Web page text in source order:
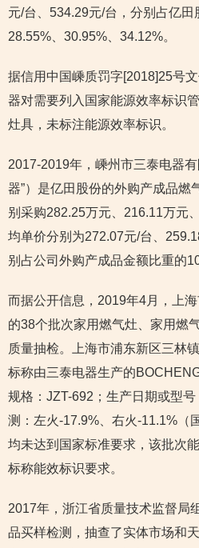
元/台、534.29元/台，分别占亿
28.55%、30.95%、34.12%。
据信用中国嵊质罚字[2018]25号
器对需要列入国家能源效率标识
灶具，未标注能源效率标识。
2017-2019年，嵊州市三泰电器
器”）是亿田股份的外购产成品燃
别采购282.25万元、216.11万元
均单价分别为272.07元/台、
别占公司外购产成品金额比重的
而据公开信息，2019年4月，上
的38个批次家用燃气灶、家用燃
质量抽检。上海市浦东新区三林
标称由三泰电器生产的
规格：JZT-692；生产日期或型
测：左火-17.9%、右火-11.1%（
均未达到国家标准要求，该批次
标称能效标识要求。
2017年，浙江省质量技术监督局
品买样检测，抽查了实体市场和